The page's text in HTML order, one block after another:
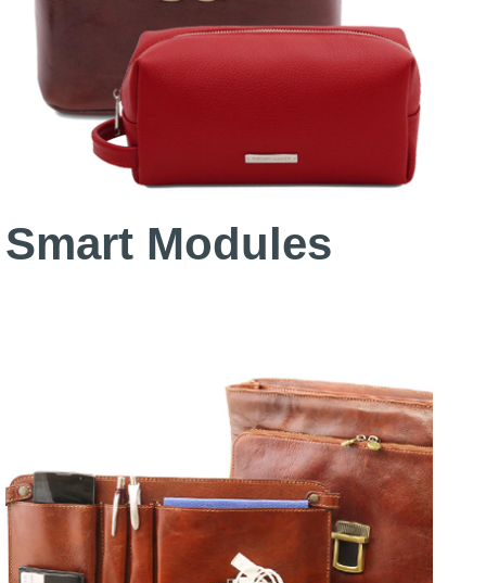
Smart Modules